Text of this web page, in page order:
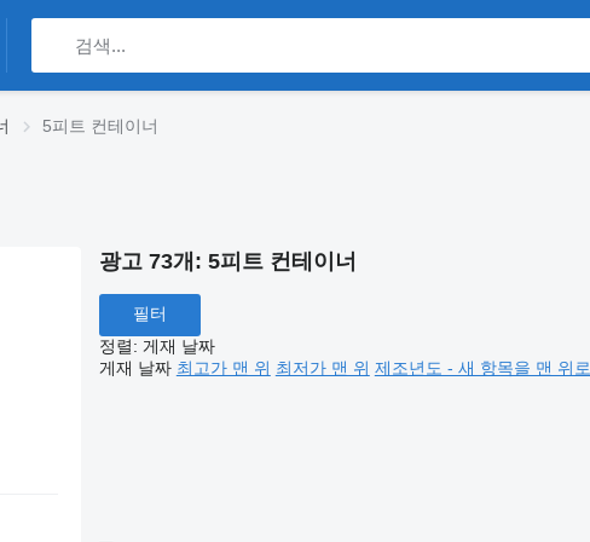
5피트 컨테이너
광고 73개: 5피트 컨테이너
필터
정렬: 게재 날짜
게재 날짜 최고가 맨 위 최저가 맨 위 제조년도 - 새 항목을 맨 위로